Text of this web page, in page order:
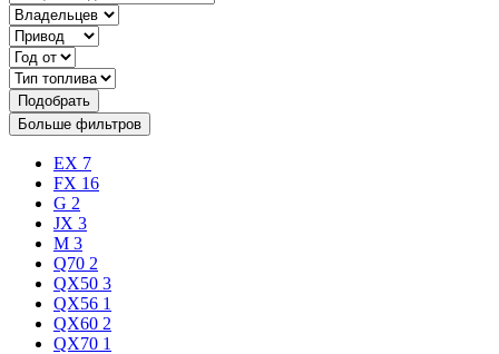
Подобрать
Больше фильтров
EX 7
FX 16
G 2
JX 3
M 3
Q70 2
QX50 3
QX56 1
QX60 2
QX70 1